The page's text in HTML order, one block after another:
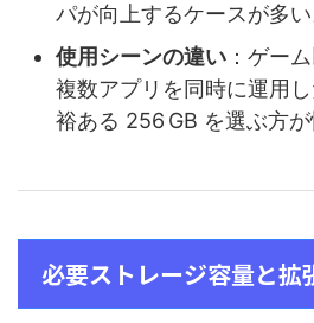
パが向上するケースが多い
使用シーンの違い ：ゲー
複数アプリを同時に運用
裕ある 256 GB を選ぶ方が
必要ストレージ容量と拡